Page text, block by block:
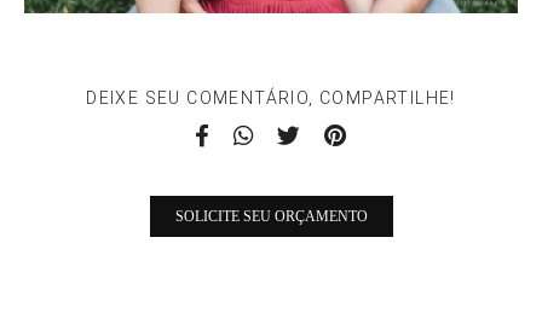
DEIXE SEU COMENTÁRIO, COMPARTILHE!
SOLICITE SEU ORÇAMENTO